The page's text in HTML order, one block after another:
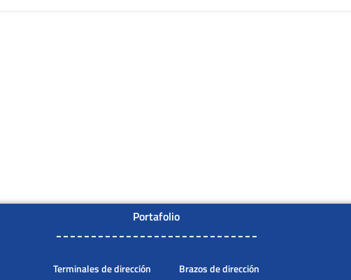
Portafolio
Terminales de dirección Brazos de dirección